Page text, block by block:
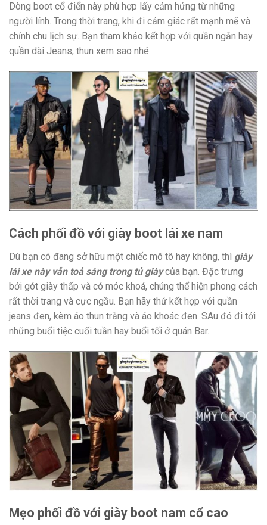
Dòng boot cổ điển này phù hợp lấy cảm hứng từ những
người lính. Trong thời trang, khi đi cảm giác rất mạnh mẽ và
chỉnh chu lịch sự. Bạn tham khảo kết hợp với quần ngắn hay
quần dài Jeans, thun xem sao nhé.
Cách phối đồ với giày boot lái xe nam
Dù bạn có đang sở hữu một chiếc mô tô hay không, thì giày
lái xe này vẫn toả sáng trong tủ giày của bạn. Đặc trưng
bởi gót giày thấp và có móc khoá, chúng thể hiện phong cách
rất thời trang và cực ngầu. Bạn hãy thử kết hợp với quần
jeans đen, kèm áo thun trắng và áo khoác đen. SAu đó đi tới
những buổi tiệc cuối tuần hay buổi tối ở quán Bar.
Mẹo phối đồ với giày boot nam cổ cao